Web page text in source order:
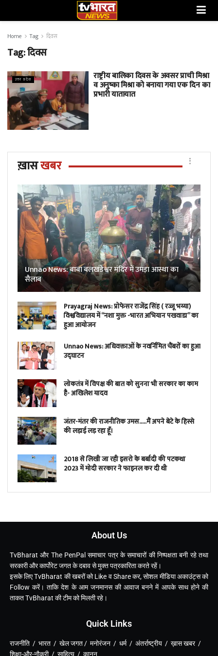
Home Tag दिवस
Tag:दिवस
उत्तर प्रदेश राष्ट्रीय बालिका दिवस के अवसर प्राची मिश्रा
व अनुष्का मिश्रा को बनाया गया एक दिन का
प्रभारी यातायात
ख़ासखबर
Unnao News: बाबा बलखंडेश्वर मंदिर में उमड़ा आस्था का
सैलाब
Prayagraj News: प्रोफेसर राजेंद्र सिंह ( रज्जू भय्या)
विश्वविद्यालय में “नशा मुक्त -भारत अभियान पखवाडा” का
हुआ आयोजन
Unnao News: अधिवक्ताओं के नवर्निमित चैंबरों का हुआ
उद्घाटन
लोकतंत्र में विपक्ष की बात को सुनना भी सरकार का काम
है- अखिलेश यादव
जंतर-मंतर की राजनीतिक उमस…..मैं अपने बेटे के हिस्से
की लड़ाई लड़ रहा हूँ।
2018 से लिखी जा रही इसरो के बर्बादी की पटकथा
2023 में मोदी सरकार ने फाइनल कर दी थी
About Us
TvBharat और The PenPal समाचार पत्र के समाचारों की निष्पक्षता बनी रहे तथा
सरकारी और कार्पोरेट जगत के दबाव से मुक्त पत्रकारिता करते रहें।
इसके लिए TvBharat की खबरों को Like व Share कर, सोशल मीडिया अकाउंट्स को
Follow करें। ताकि देश के आम जनमानस की आवाज बनने में आपके साथ होने की
ताकत TvBharat की टीम को मिलती रहे।
Quick Links
राजनीति / भारत / खेल जगत / मनोरंजन / धर्म / अंतर्राष्ट्रीय / ख़ास खबर /
शिक्षा-और-नौकरी / साहित्य / कानून